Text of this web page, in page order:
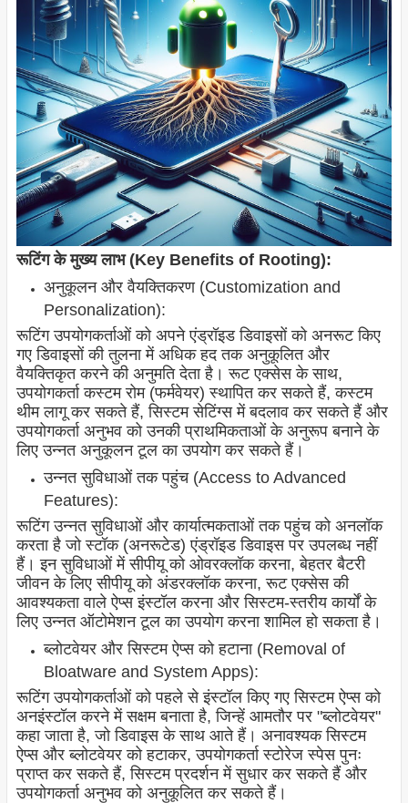
रूटिंग के मुख्य लाभ (Key Benefits of Rooting):
अनुकूलन और वैयक्तिकरण (Customization and
Personalization):
रूटिंग उपयोगकर्ताओं को अपने एंड्रॉइड डिवाइसों को अनरूट किए
गए डिवाइसों की तुलना में अधिक हद तक अनुकूलित और
वैयक्तिकृत करने की अनुमति देता है। रूट एक्सेस के साथ,
उपयोगकर्ता कस्टम रोम (फर्मवेयर) स्थापित कर सकते हैं, कस्टम
थीम लागू कर सकते हैं, सिस्टम सेटिंग्स में बदलाव कर सकते हैं और
उपयोगकर्ता अनुभव को उनकी प्राथमिकताओं के अनुरूप बनाने के
लिए उन्नत अनुकूलन टूल का उपयोग कर सकते हैं।
उन्नत सुविधाओं तक पहुंच (Access to Advanced
Features):
रूटिंग उन्नत सुविधाओं और कार्यात्मकताओं तक पहुंच को अनलॉक
करता है जो स्टॉक (अनरूटेड) एंड्रॉइड डिवाइस पर उपलब्ध नहीं
हैं। इन सुविधाओं में सीपीयू को ओवरक्लॉक करना, बेहतर बैटरी
जीवन के लिए सीपीयू को अंडरक्लॉक करना, रूट एक्सेस की
आवश्यकता वाले ऐप्स इंस्टॉल करना और सिस्टम-स्तरीय कार्यों के
लिए उन्नत ऑटोमेशन टूल का उपयोग करना शामिल हो सकता है।
ब्लोटवेयर और सिस्टम ऐप्स को हटाना (Removal of
Bloatware and System Apps):
रूटिंग उपयोगकर्ताओं को पहले से इंस्टॉल किए गए सिस्टम ऐप्स को
अनइंस्टॉल करने में सक्षम बनाता है, जिन्हें आमतौर पर "ब्लोटवेयर"
कहा जाता है, जो डिवाइस के साथ आते हैं। अनावश्यक सिस्टम
ऐप्स और ब्लोटवेयर को हटाकर, उपयोगकर्ता स्टोरेज स्पेस पुनः
प्राप्त कर सकते हैं, सिस्टम प्रदर्शन में सुधार कर सकते हैं और
उपयोगकर्ता अनुभव को अनुकूलित कर सकते हैं।